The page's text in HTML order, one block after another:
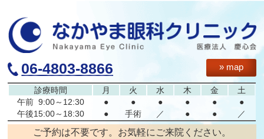
06-4803-8866 » map
診療時間 月 火 水 木 金
土
午前9:00～12:30 ● ● ● ● ●
●
午後15:00～18:30 ● 手術 ／ ● ● ／
ご予約は不要です。お気軽にご来院ください。